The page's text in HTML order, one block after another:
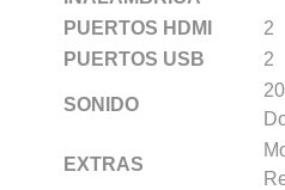
PUERTOS HDMI
2
PUERTOS USB
2
SONIDO
EXTRAS